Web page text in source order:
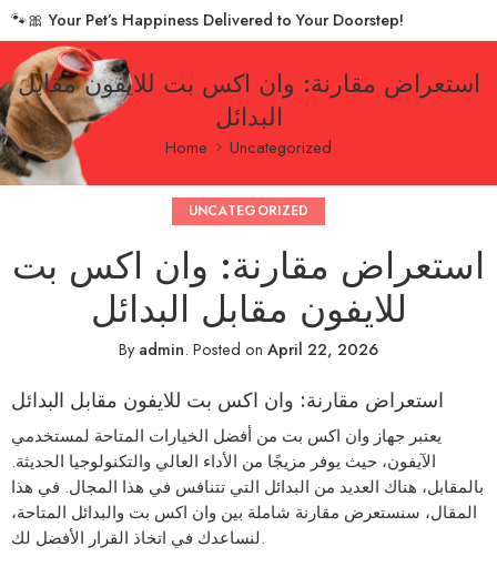
🐾🎀Your Pet’s Happiness Delivered to Your Doorstep!
استعراض مقارنة: وان اكس بت للايفون مقابل
البدائل
Home Uncategorized
UNCATEGORIZED
استعراض مقارنة: وان اكس بت
للايفون مقابل البدائل
Byadmin. Posted on April 22, 2026
استعراض مقارنة: وان اكس بت للايفون مقابل البدائل
يعتبر جهاز وان اكس بت من أفضل الخيارات المتاحة لمستخدمي
الآيفون، حيث يوفر مزيجًا من الأداء العالي والتكنولوجيا الحديثة.
بالمقابل، هناك العديد من البدائل التي تتنافس في هذا المجال. في هذا
المقال، سنستعرض مقارنة شاملة بين وان اكس بت والبدائل المتاحة،
لنساعدك في اتخاذ القرار الأفضل لك.